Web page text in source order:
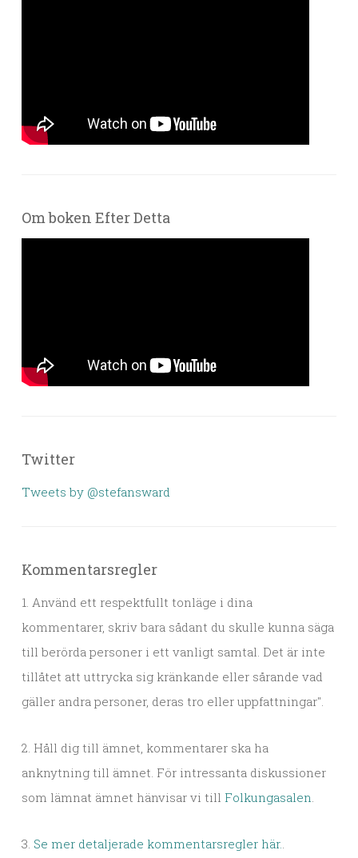
Om boken Efter Detta
Twitter
Tweets by @stefansward
Kommentarsregler
1. Använd ett respektfullt tonläge i dina
kommentarer, skriv bara sådant du skulle kunna säga
till berörda personer i ett vanligt samtal. Det är inte
tillåtet att uttrycka sig kränkande eller sårande vad
gäller andra personer, deras tro eller uppfattningar".
2. Håll dig till ämnet, kommentarer ska ha
anknytning till ämnet. För intressanta diskussioner
som lämnat ämnet hänvisar vi till Folkungasalen.
3. Se mer detaljerade kommentarsregler här..